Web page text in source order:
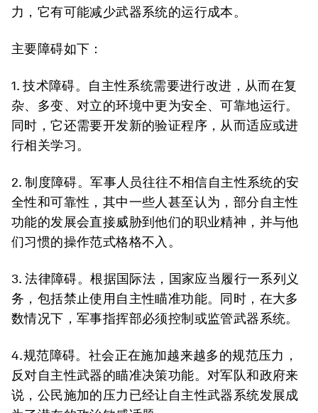
力，它有可能减少武器系统的运行成本。
主要障碍如下：
1. 技术障碍。自主性系统需要进行改进，从而在复
杂、多变、对立的环境中更为安全、可靠地运行。
同时，它还需要开发新的验证程序，从而适应或进
行相关学习。
2. 制度障碍。军事人员往往不相信自主性系统的安
全性和可靠性，其中一些人甚至认为，部分自主性
功能的发展会直接威胁到他们的职业精神，并与他
们习惯的操作范式格格不入。
3. 法律障碍。根据国际法，国家应当履行一系列义
务，包括禁止使用自主性瞄准功能。同时，在大多
数情况下，军事指挥部必须控制或监管武器系统。
4.规范障碍。社会正在施加越来越多的规范压力，
反对自主性武器的瞄准决策功能。对军队和政府来
说，公民施加的压力已经让自主性武器系统发展成